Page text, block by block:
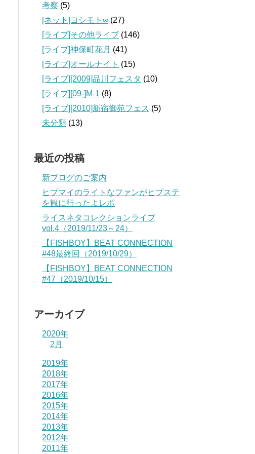
考察 (5)
[ネット]ヨシモト∞ (27)
[ライブ]その他ライブ (146)
[ライブ]神保町花月 (41)
[ライブ]オールナイト (15)
[ライブ][2009]品川フェスタ (10)
[ライブ][09‐]M-1 (8)
[ライブ][2010]新宿御苑フェス (5)
未分類 (13)
最近の投稿
新ブログのご案内
ヒプマイのライトなファンがヒプステ
を観に行ったよレポ
ライスネタコレクションライブ
vol.4（2019/11/23～24）
【FISHBOY】BEAT CONNECTION
#48最終回（2019/10/29）
【FISHBOY】BEAT CONNECTION
#47（2019/10/15）
アーカイブ
2020年
2月
2019年
2018年
2017年
2016年
2015年
2014年
2013年
2012年
2011年